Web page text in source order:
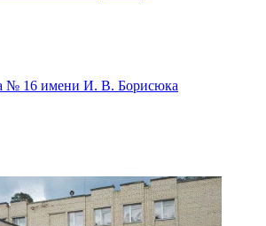
№ 16 имени И. В. Борисюка